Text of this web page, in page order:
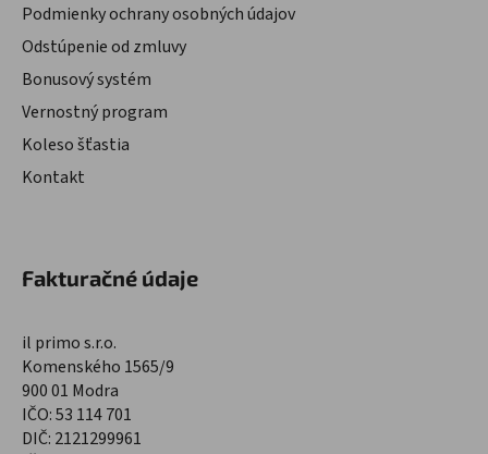
Podmienky ochrany osobných údajov
Odstúpenie od zmluvy
Bonusový systém
Vernostný program
Koleso šťastia
Kontakt
Fakturačné údaje
il primo s.r.o.
Komenského 1565/9
900 01 Modra
IČO: 53 114 701
DIČ: 2121299961